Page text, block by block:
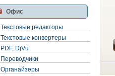
Офис
Текстовые редакторы
Текстовые конвертеры
PDF, DjVu
Переводчики
Органайзеры